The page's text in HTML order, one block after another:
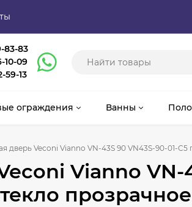
83-83
10-09
59-13
ограждения Ванны
дверь Veconi Vianno VN-43S 90 VN43S-90-01-
Vianno VN-
прозрачное